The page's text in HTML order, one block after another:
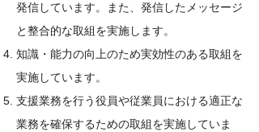
発信しています。また、発信したメッセージ
と整合的な取組を実施します。
知識・能力の向上のため実効性のある取組を
実施しています。
支援業務を行う役員や従業員における適正な
業務を確保するための取組を実施していま